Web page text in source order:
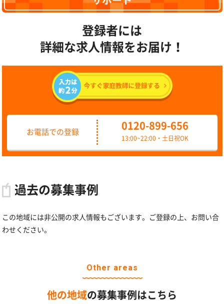
登録者には
詳細な求人情報をお届け！
お電話での登録
0120-899-656
13:00~22:00・土日祝OK
過去の募集事例
この地域には非公開の求人情報もございます。ご登録の上、お問い合
わせください。
Other areas
他の地域の募集事例はこちら